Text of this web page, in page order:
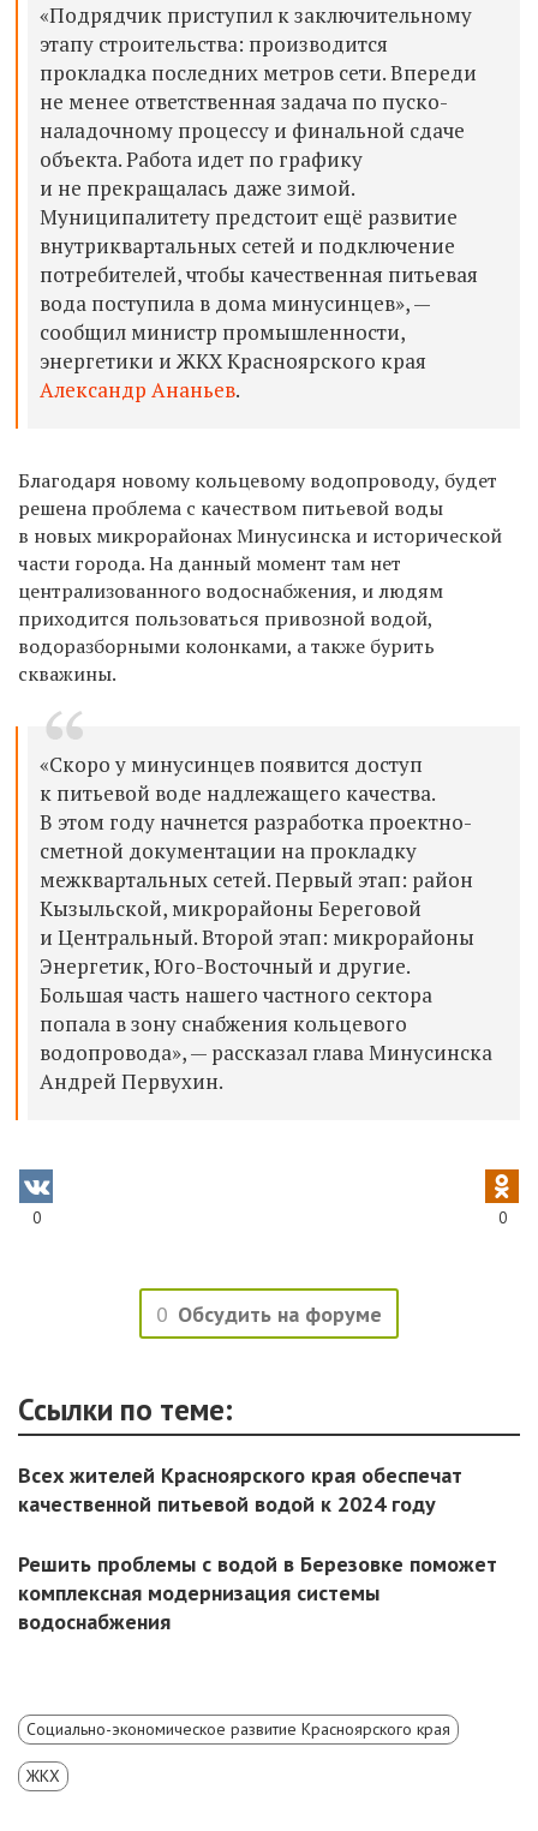
«Подрядчик приступил к заключительному
этапу строительства: производится
прокладка последних метров сети. Впереди
не менее ответственная задача по пуско-
наладочному процессу и финальной сдаче
объекта. Работа идет по графику
и не прекращалась даже зимой.
Муниципалитету предстоит ещё развитие
внутриквартальных сетей и подключение
потребителей, чтобы качественная питьевая
вода поступила в дома минусинцев», —
сообщил министр промышленности,
энергетики и ЖКХ Красноярского края
Александр Ананьев.
Благодаря новому кольцевому водопроводу, будет
решена проблема с качеством питьевой воды
в новых микрорайонах Минусинска и исторической
части города. На данный момент там нет
централизованного водоснабжения, и людям
приходится пользоваться привозной водой,
водоразборными колонками, а также бурить
скважины.
«Скоро у минусинцев появится доступ
к питьевой воде надлежащего качества.
В этом году начнется разработка проектно-
сметной документации на прокладку
межквартальных сетей. Первый этап: район
Кызыльской, микрорайоны Береговой
и Центральный. Второй этап: микрорайоны
Энергетик, Юго-Восточный и другие.
Большая часть нашего частного сектора
попала в зону снабжения кольцевого
водопровода», — рассказал глава Минусинска
Андрей Первухин.
0 0
0 Обсудить на форуме
Ссылки по теме:
Всех жителей Красноярского края обеспечат
качественной питьевой водой к 2024 году
Решить проблемы с водой в Березовке поможет
комплексная модернизация системы
водоснабжения
Социально-экономическое развитие Красноярского края
ЖКХ